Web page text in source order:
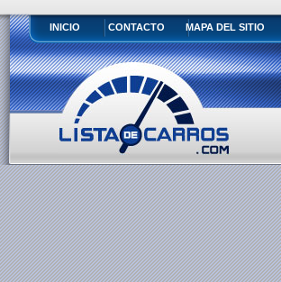
INICIO CONTACTO MAPA DEL SITIO